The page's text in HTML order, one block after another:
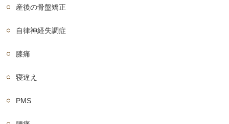
産後の骨盤矯正
自律神経失調症
膝痛
寝違え
PMS